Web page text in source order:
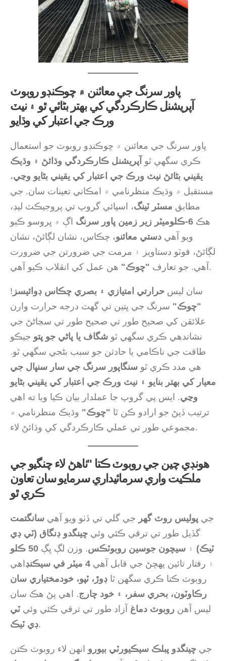
پاور سرنگ جي معائنن ۾ چوڪنڊو روبوٽ
آپريشنل ڪارڪردگي کي بهتر بڻائي ٿو ۽ نيٽ
ورڪ جي اعتبار کي وڌايو
پاور سرنگ جي معائنن ۾ چوڪنڊو روبوٽ جو استعمال
ڪري سگهي ٿو آپريشنل ڪارڪردگي وڌائڻ ۽ وڌيڪ
يقيني بڻائڻ نيٽ ورڪ جي اعتبار کي يقيني بڻايو وڃي،
مستقبل ۾ وڌيڪ منظرنامي ۾ امڪاني تعینات سان. جي
مطابق مسٽر ٽينگ، اسپائي گروپ تي پروجيڪٽ ليڊ،
هڪ 6-ڪلوميٽر زير زمين پاور سرنگ
اڳ ۾ ڀروسو ڪيو
ويو آهي دستي معائنو، چڪاس، نشان لڳائڻ، نشان
لڳائڻ، فوٽو دستاويز ۽ مرمت جي ضرورتن جي ضرورت
آهي. جو تعارف "چوڪ" هن عمل کي انقلاب ڪيو آهي.
سان ليس حرارتي امتيازي ۽ بصري چڪاس ڊوائيسز !
"چوڪ" سرنگ جي ڀتين تي گهٽ درجه حرارت وارن
علائقن کي صحيح طور تي صحيح طور تي سڃاڻڻ جي
نشاندهي ڪري سگهي ٿو شگاف يا پاڻي جو پتو جيڪو
طاقت جي ناڪامي يا حادثن جو سبب بڻجي سگهي ٿو.
هي مدد ڪري ٿو سنگاپور سرنگ جي سار سنڀال جي
معيار کي بهتر بنايو ۽ نيٽ ورڪ جي اعتبار کي يقيني بڻايو
وڃي. ايس پي گروپ جا عملدار بيان ڪيا ويا ته اهي
ترتيب ڏيڻ جو ارادو ڪن ٿا "چوڪ" وڌيڪ منظرنامي ۾
مجموعي طور تي عملي ڪارڪردگي کي وڌائڻ لاء.
هونڊي چين جي روبوٽ ڪتا "ٺاهڻ لاء چنگيو جي
ملڪيت واري سرمائيداري سرمايو سان تعاون
ڪري ٿو
جي پوليس روٽ گهر جي گلي تي ڏٺو ويو آهي سانگتمت
گڏيل طور تي ترقي ڪئي وئي چينگدو ڊنگاق (ٽي ڊي
ٽيڪ) ۽ سيچون جوسين روبوٽڪس. وزن لڳ ڀڳ 50 ڪلو
۽ رفتار تائين پهچڻ جي قابل آهي 4 ميٽر في سيڪنڊ
اهي
روبوٽ ڪتا ڪري سگهن ٿا ڊوڙ، ٽپو، خودمختياري سان
رڪاوٽون، بحري سفر، ۽ خود چارج. اهي پڻ هڪ سان
ليس آهن روبوٽ دماغ آزاد طور تي ترقي ڪئي وئي ٽي
ڊي ٽيڪ.
جي چينگدو پبلڪ سيڪيورٽي بيورو انهن لاء روبوٽ ڪتن